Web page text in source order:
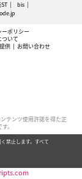
bis
ーポリシー
ついて
供 お問い合わせ
テンツ使用許諾を得た正
。
禁止します。すべて